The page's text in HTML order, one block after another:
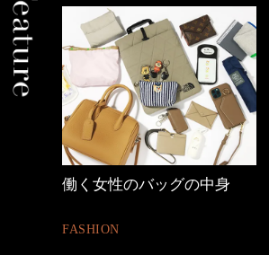
働く女性のバッグの中身
FASHION